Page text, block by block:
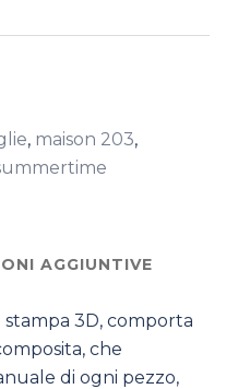
, maison 203,
AGGIUNTIVE
stampa 3D, comporta
che
di ogni pezzo,